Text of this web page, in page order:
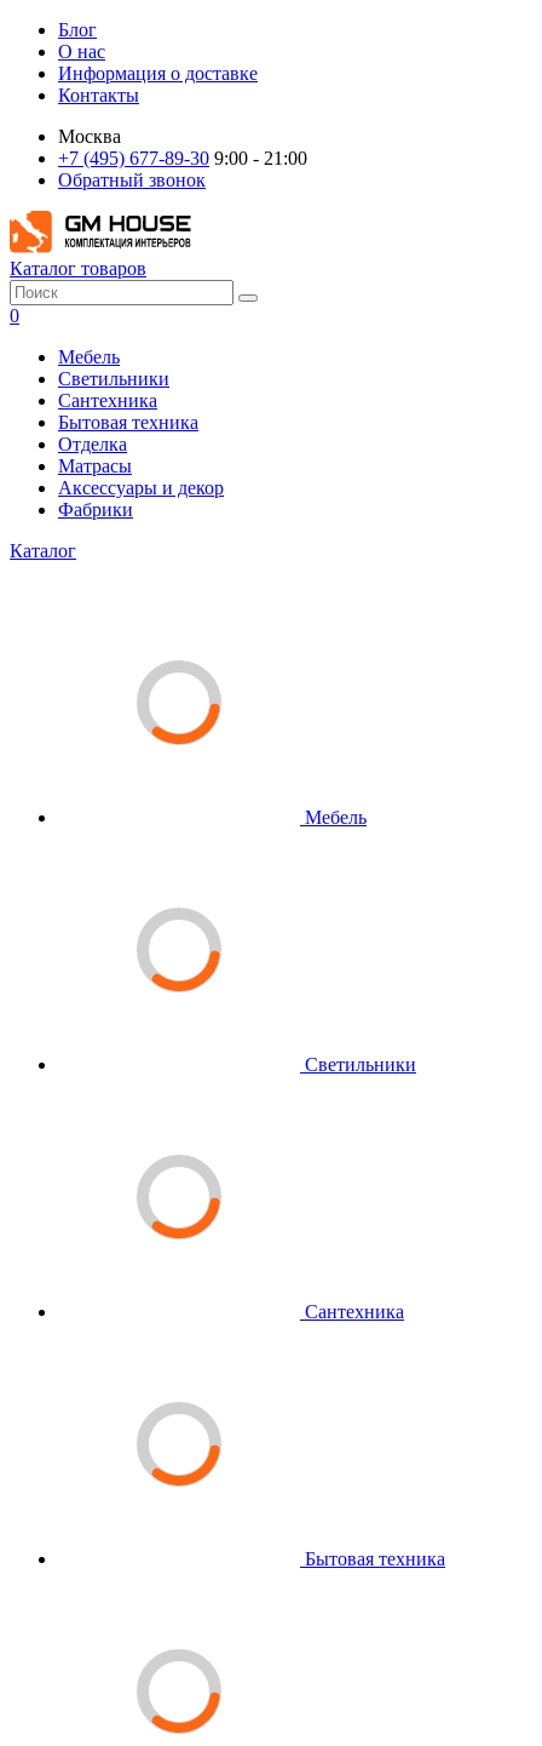
Блог
О нас
Информация о доставке
Контакты
Москва
+7 (495) 677-89-30 9:00 - 21:00
Обратный звонок
Каталог товаров
0
Мебель
Светильники
Сантехника
Бытовая техника
Отделка
Матрасы
Аксессуары и декор
Фабрики
Каталог
Мебель
Светильники
Сантехника
Бытовая техника